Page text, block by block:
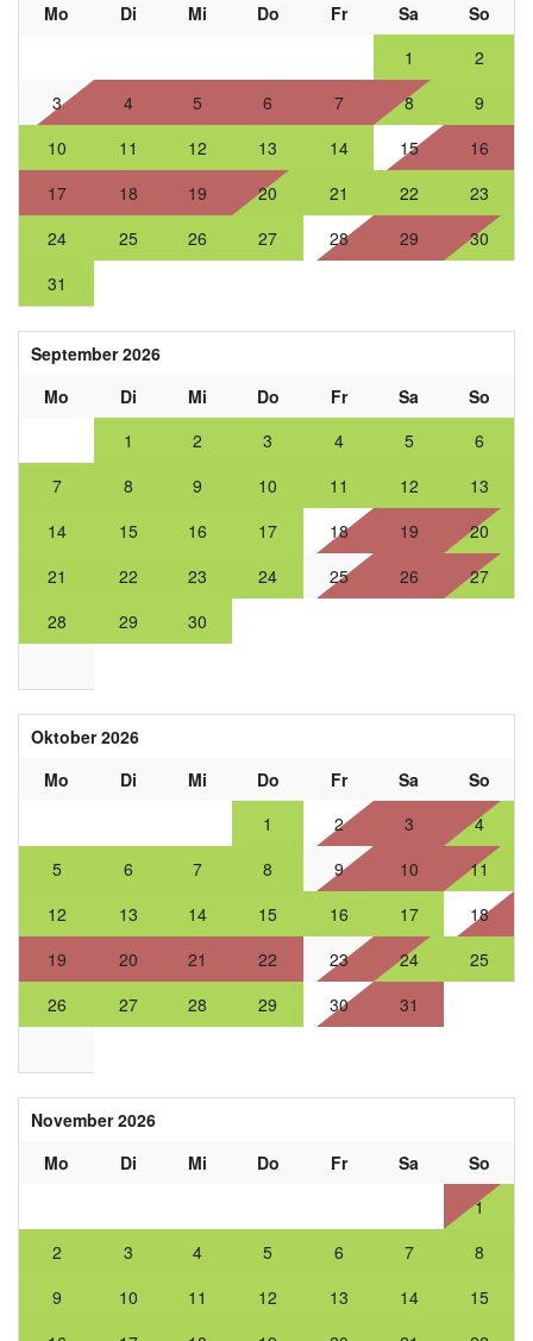
Mo
Di Mi Do Fr Sa
So
1
2
3
4 5 6 7 8
9
10
11 12 13 14 15
16
17
18 19 20 21 22
23
24
25 26 27 28 29
30
31
September 2026
Mo
Di Mi Do Fr Sa
So
1
2 3 4 5
6
7
8 9 10 11 12
13
14
15 16 17 18 19
20
21
22 23 24 25 26
27
28
29 30
Oktober 2026
Mo
Di Mi Do Fr Sa
So
1
2 3
4
5
6 7 8 9 10
11
12
13 14 15 16 17
18
19
20 21 22 23 24
25
26
27 28 29 30 31
November 2026
Mo
Di Mi Do Fr Sa
So
1
2
3 4 5 6 7
8
9
10 11 12 13 14
15